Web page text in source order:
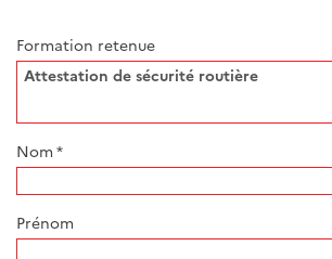
Formation retenue
Nom *
Prénom